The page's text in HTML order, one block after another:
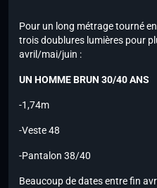
Pour un long métrage tourné
trois doublures lumières pour
avril/mai/juin :
UN HOMME BRUN 30/40 ANS
-1,74m
-Veste 48
-Pantalon 38/40
Beaucoup de dates entre fin